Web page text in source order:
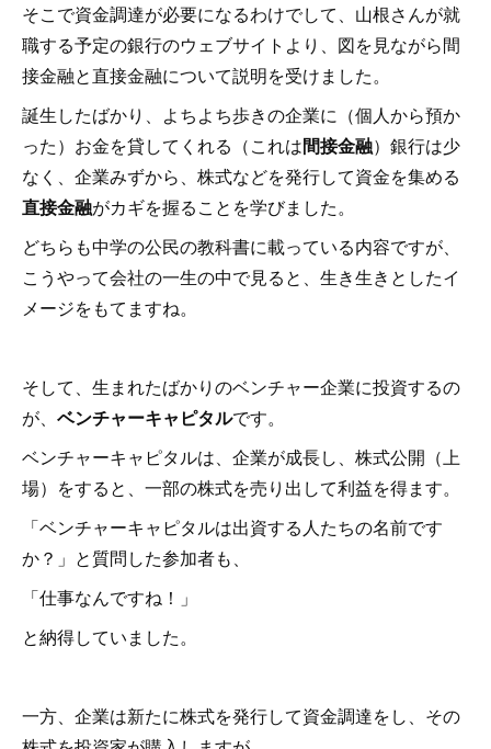
そこで資金調達が必要になるわけでして、山根さんが就
職する予定の銀行のウェブサイトより、図を見ながら間
接金融と直接金融について説明を受けました。
誕生したばかり、よちよち歩きの企業に（個人から預か
った）お金を貸してくれる（これは間接金融）銀行は少
なく、企業みずから、株式などを発行して資金を集める
直接金融がカギを握ることを学びました。
どちらも中学の公民の教科書に載っている内容ですが、
こうやって会社の一生の中で見ると、生き生きとしたイ
メージをもてますね。
そして、生まれたばかりのベンチャー企業に投資するの
が、 ベンチャーキャピタルです。
ベンチャーキャピタルは、企業が成長し、株式公開（上
場）をすると、一部の株式を売り出して利益を得ます。
「ベンチャーキャピタルは出資する人たちの名前です
か？」と質問した参加者も、
「仕事なんですね！」
と納得していました。
一方、企業は新たに株式を発行して資金調達をし、その